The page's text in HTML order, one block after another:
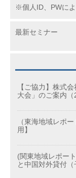
※個人ID、PWに
最新セミナー
【ご協力】株式
大会」のご案内（
（東海地域レポ
用】
(関東地域レポー
と中国対外貸付（